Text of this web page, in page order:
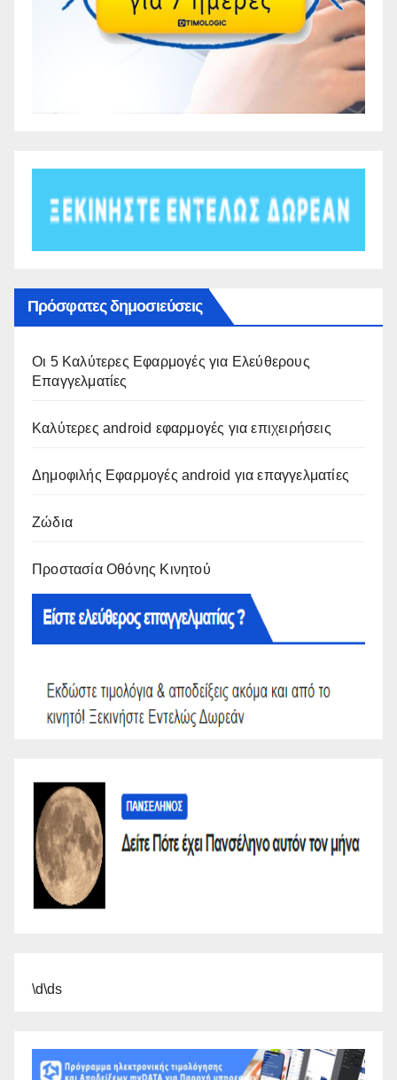
Πρόσφατες δημοσιεύσεις
Οι 5 Καλύτερες Εφαρμογές για Ελεύθερους
Επαγγελματίες
Καλύτερες android εφαρμογές για επιχειρήσεις
Δημοφιλής Εφαρμογές android για επαγγελματίες
Ζώδια
Προστασία Οθόνης Κινητού
\d\ds